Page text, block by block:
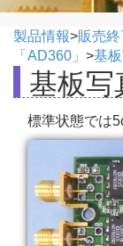
製品情報>販売
「AD360」 >基
基板写
標準状態では